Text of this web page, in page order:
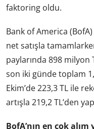
faktoring oldu.
Bank of America
net satışla
paylarında 898 milyon
son iki günde toplam
Ekim’de 223,3 TL ile
artışla 219,2 TL’den
BofA’nın en çok